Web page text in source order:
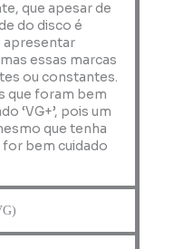
que apesar de
do disco é
apresentar
essas marcas
ou constantes.
que foram bem
‘VG+’, pois um
que tenha
for bem cuidado